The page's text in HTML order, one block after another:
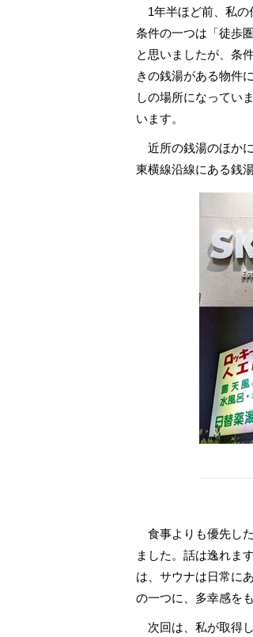
1年半ほど前、私の
条件の一つは「徒歩
と思いましたが、条
きの銭湯がある物件
しの場所になってい
います。
近所の銭湯のほか
東横線沿線にある銭
食事よりも優先し
ました。話は逸れま
は、サウナは日常に
の一つに、多幸感を
次回は、私が取得